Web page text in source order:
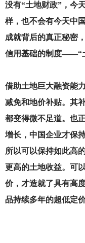
没有“土地财政”，今
样，也不会有今天中
成就背后的真正秘密
信用基础的制度——“
借助土地巨大融资能
减免和地价补贴。其
都变得微不足道。也
增长，中国企业才保
所以可以保持如此高
更高的土地收益。可
价，才造就了具有高
品持续多年的超低定价